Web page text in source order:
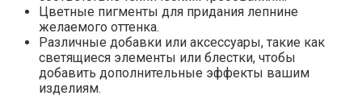
Цветные пигменты для придания лепнине
желаемого оттенка.
Различные добавки или аксессуары, такие как
светящиеся элементы или блестки, чтобы
добавить дополнительные эффекты вашим
изделиям.